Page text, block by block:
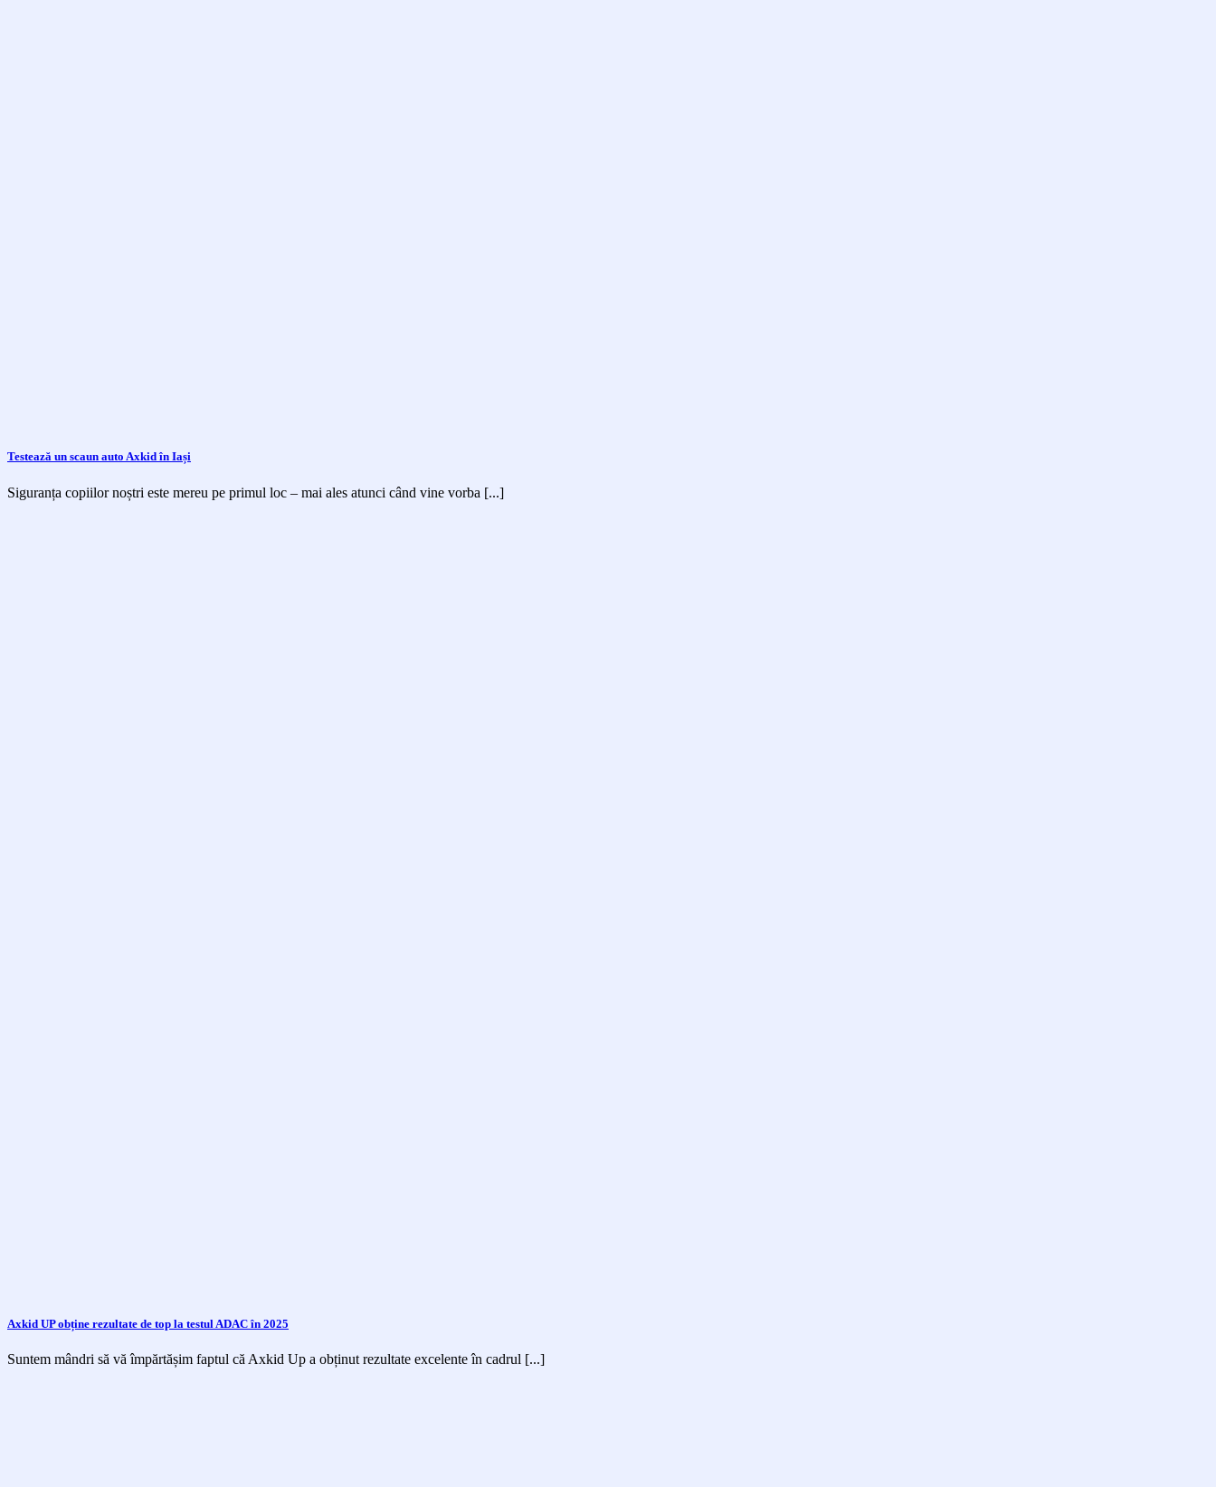
Testează un scaun auto Axkid în Iași
Siguranța copiilor noștri este mereu pe primul loc – mai ales atunci când vine vorba [...]
Axkid UP obține rezultate de top la testul ADAC în 2025
Suntem mândri să vă împărtășim faptul că Axkid Up a obținut rezultate excelente în cadrul [...]